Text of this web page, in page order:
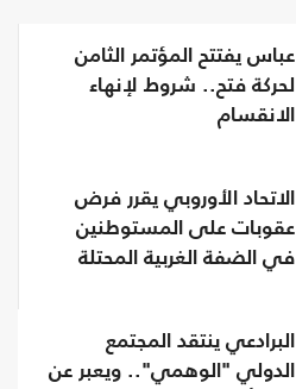
عباس يفتتح المؤتمر الثامن
لحركة فتح.. شروط لإنهاء
الانقسام
الاتحاد الأوروبي يقرر فرض
عقوبات على المستوطنين
في الضفة الغربية المحتلة
البرادعي ينتقد المجتمع
الدولي "الوهمي".. ويعبر عن